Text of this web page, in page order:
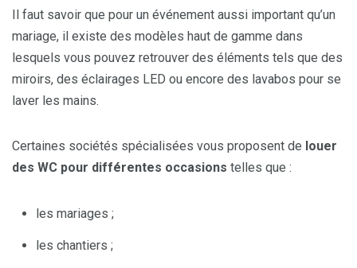
Il faut savoir que pour un événement aussi important qu’un
mariage, il existe des modèles haut de gamme dans
lesquels vous pouvez retrouver des éléments tels que des
miroirs, des éclairages LED ou encore des lavabos pour se
laver les mains.
Certaines sociétés spécialisées vous proposent de louer
des WC pour différentes occasions telles que :
les mariages ;
les chantiers ;